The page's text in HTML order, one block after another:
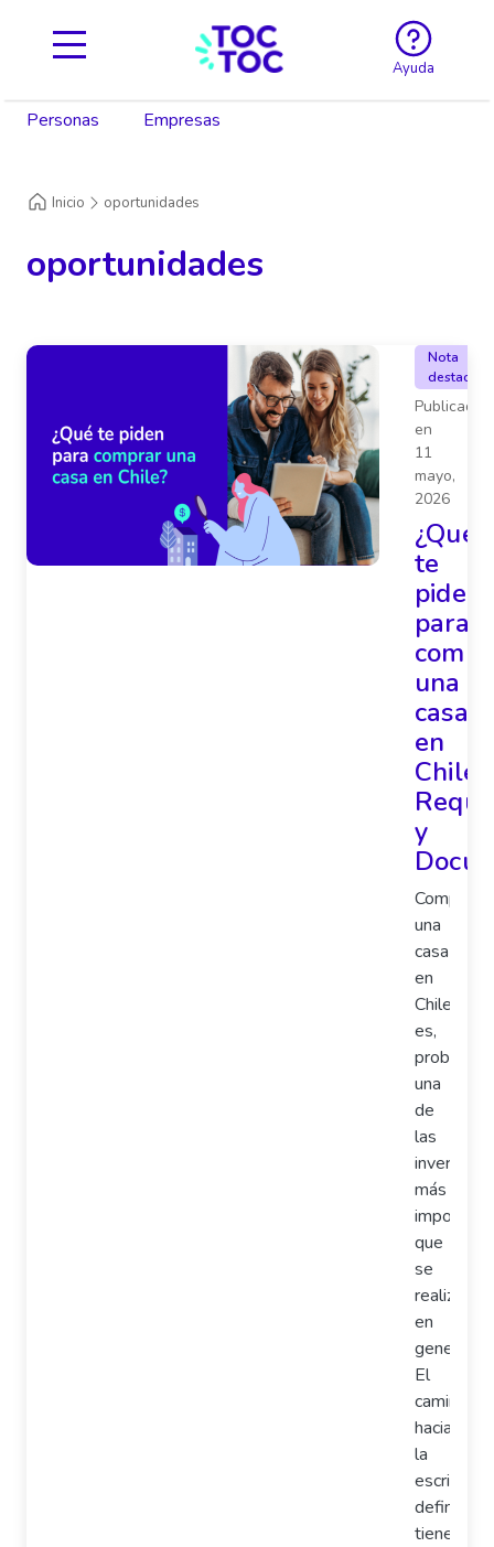
Ayuda
Personas Empresas
Inicio oportunidades
oportunidades
Nota
destacada
Publicado
en
11
mayo,
2026
¿Qué
te
piden
para
una
casa
en
Chile?
y
Comprar
una
casa
en
Chile
es,
una
de
las
más
que
se
realizan
en
general.
El
camino
hacia
la
escritura
definitiva
tiene